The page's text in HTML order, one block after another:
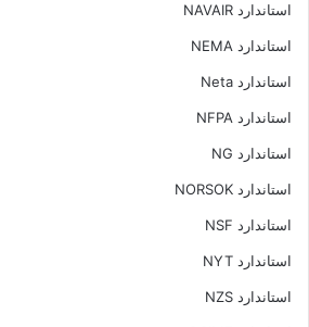
استاندارد NAVAIR
استاندارد NEMA
استاندارد Neta
استاندارد NFPA
استاندارد NG
استاندارد NORSOK
استاندارد NSF
استاندارد NYT
استاندارد NZS